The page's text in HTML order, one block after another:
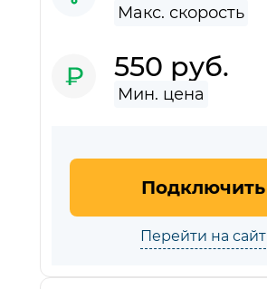
550 руб.
Подключить
Перейти на сайт